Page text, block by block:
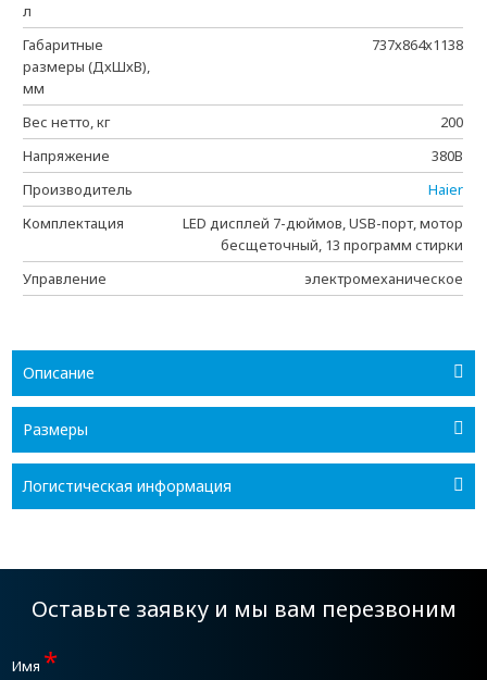
л
Габаритные
размеры (ДхШхВ),
мм
737х864х1138
Вес нетто, кг
200
Напряжение
380В
Производитель
Haier
Комплектация
LED дисплей 7-дюймов, USB-порт, мотор
бесщеточный, 13 программ стирки
Управление
электромеханическое
Описание
Размеры
Логистическая информация
Оставьте заявку и мы вам перезвоним
Имя *